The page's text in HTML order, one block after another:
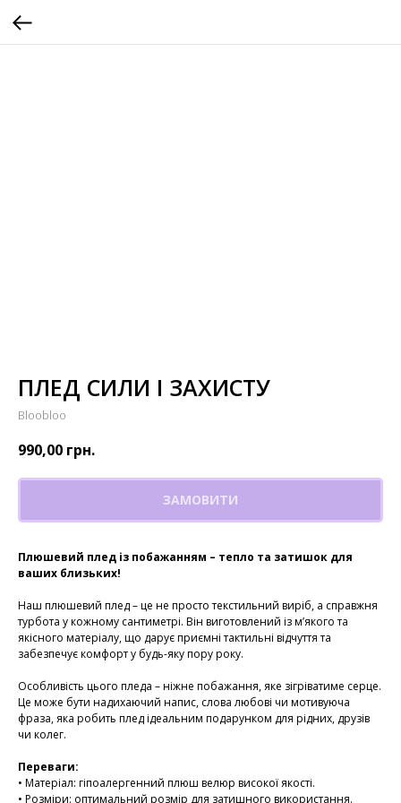
ПЛЕД СИЛИ І ЗАХИСТУ
Bloobloo
990,00 грн.
ЗАМОВИТИ
Плюшевий плед із побажанням – тепло та затишок для
ваших близьких!
Наш плюшевий плед – це не просто текстильний виріб, а справжня
турбота у кожному сантиметрі. Він виготовлений із м’якого та
якісного матеріалу, що дарує приємні тактильні відчуття та
забезпечує комфорт у будь-яку пору року.
Особливість цього пледа – ніжне побажання, яке зігріватиме серце.
Це може бути надихаючий напис, слова любові чи мотивуюча
фраза, яка робить плед ідеальним подарунком для рідних, друзів
чи колег.
Переваги:
• Матеріал: гіпоалергенний плюш велюр високої якості.
• Розміри: оптимальний розмір для затишного використання.